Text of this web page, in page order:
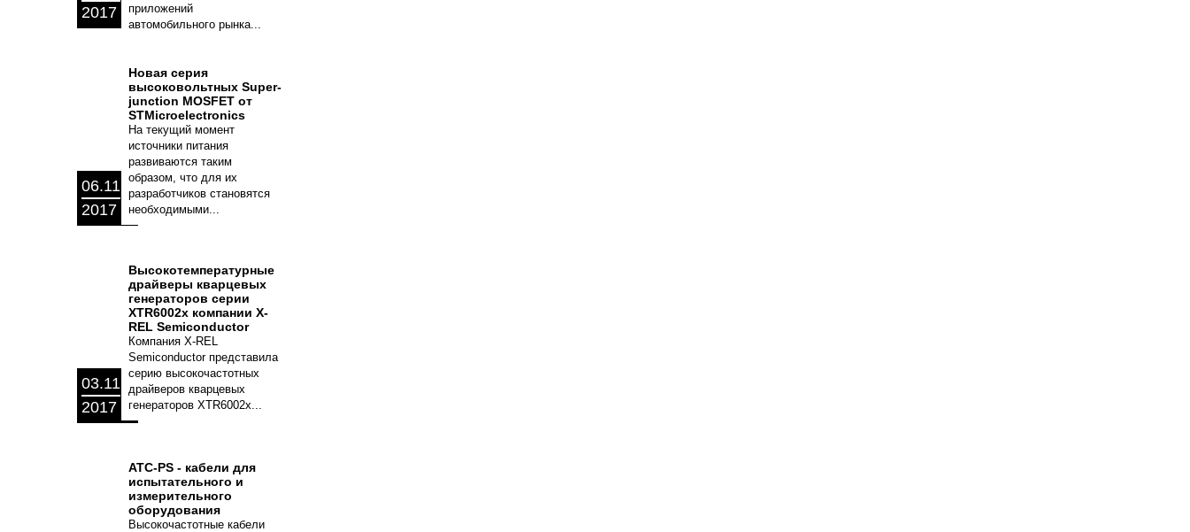
приложений
автомобильного рынка...
2017
Новая серия
высоковольтных Super-
junction MOSFET от
STMicroelectronics
На текущий момент
источники питания
развиваются таким
образом, что для их
разработчиков становятся
необходимыми...
06.11
2017
Высокотемпературные
драйверы кварцевых
генераторов серии
XTR6002x компании X-
REL Semiconductor
Компания X-REL
Semiconductor представила
серию высокочастотных
драйверов кварцевых
генераторов XTR6002x...
03.11
2017
ATC-PS - кабели для
испытательного и
измерительного
оборудования
Высокочастотные кабели